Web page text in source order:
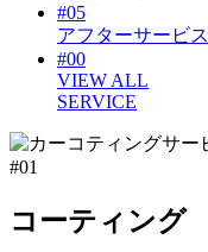
#05
アフターサービス
#00
VIEW ALL
SERVICE
#01
コーティング